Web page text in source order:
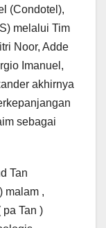
(Condotel),
melalui Tim
Noor, Adde
Imanuel,
akhirnya
sebagai
Tan
malam ,
Tan )